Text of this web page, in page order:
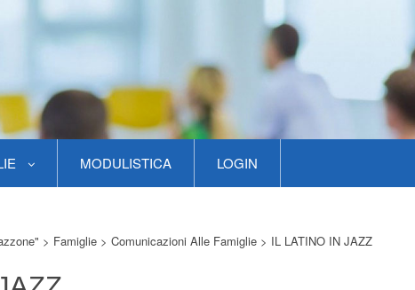
MODULISTICA LOGIN
> Famiglie > Comunicazioni Alle Famiglie > IL LATINO IN JAZZ